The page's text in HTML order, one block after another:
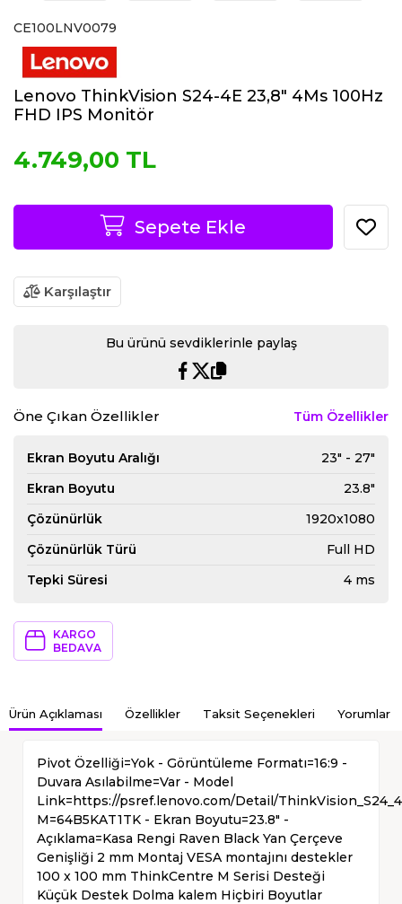
CE100LNV0079
Lenovo ThinkVision S24-4E 23,8″ 4Ms 100Hz
FHD IPS Monitör
4.749,00 TL
Sepete Ekle
Karşılaştır
Bu ürünü sevdiklerinle paylaş
Öne Çıkan Özellikler Tüm Özellikler
Ekran Boyutu Aralığı
23" - 27"
Ekran Boyutu
23.8"
Çözünürlük
1920x1080
Çözünürlük Türü
Full HD
Tepki Süresi
4 ms
KARGO
BEDAVA
Ürün Açıklaması Özellikler Taksit Seçenekleri Yorumlar
Pivot Özelliği=Yok - Görüntüleme Formatı=16:9 -
Duvara Asılabilme=Var - Model
Link=https://psref.lenovo.com/Detail/
M=64B5KAT1TK - Ekran Boyutu=23.8" -
Açıklama=Kasa Rengi Raven Black Yan Çerçeve
Genişliği 2 mm Montaj VESA montajını destekler
100 x 100 mm ThinkCentre M Serisi Desteği
Küçük Destek Dolma kalem Hiçbiri Boyutlar